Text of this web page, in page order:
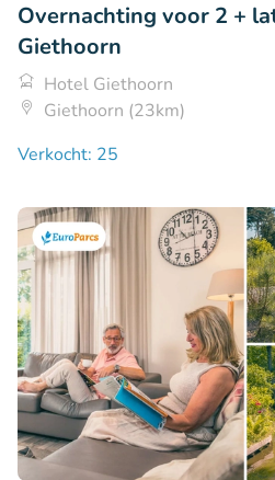
Overnachting voor 2 +
Giethoorn
Hotel Giethoorn
Giethoorn (23km)
Verkocht: 25